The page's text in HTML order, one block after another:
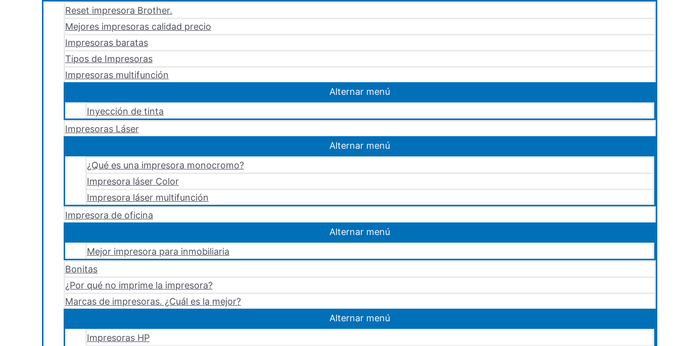
Reset impresora Brother.
Mejores impresoras calidad precio
Impresoras baratas
Tipos de Impresoras
Impresoras multifunción
Alternar menú
Inyección de tinta
Impresoras Láser
Alternar menú
¿Qué es una impresora monocromo?
Impresora láser Color
Impresora láser multifunción
Impresora de oficina
Alternar menú
Mejor impresora para inmobiliaria
Bonitas
¿Por qué no imprime la impresora?
Marcas de impresoras. ¿Cuál es la mejor?
Alternar menú
Impresoras HP